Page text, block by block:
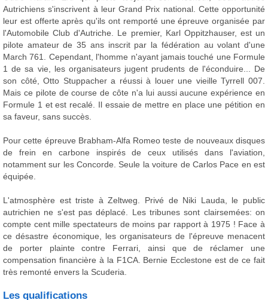
Autrichiens s'inscrivent à leur Grand Prix national. Cette opportunité
leur est offerte après qu'ils ont remporté une épreuve organisée par
l'Automobile Club d'Autriche. Le premier, Karl Oppitzhauser, est un
pilote amateur de 35 ans inscrit par la fédération au volant d'une
March 761. Cependant, l'homme n'ayant jamais touché une Formule
1 de sa vie, les organisateurs jugent prudents de l'éconduire... De
son côté, Otto Stuppacher a réussi à louer une vieille Tyrrell 007.
Mais ce pilote de course de côte n'a lui aussi aucune expérience en
Formule 1 et est recalé. Il essaie de mettre en place une pétition en
sa faveur, sans succès.
Pour cette épreuve Brabham-Alfa Romeo teste de nouveaux disques
de frein en carbone inspirés de ceux utilisés dans l'aviation,
notamment sur les Concorde. Seule la voiture de Carlos Pace en est
équipée.
L'atmosphère est triste à Zeltweg. Privé de Niki Lauda, le public
autrichien ne s'est pas déplacé. Les tribunes sont clairsemées: on
compte cent mille spectateurs de moins par rapport à 1975 ! Face à
ce désastre économique, les organisateurs de l'épreuve menacent
de porter plainte contre Ferrari, ainsi que de réclamer une
compensation financière à la F1CA. Bernie Ecclestone est de ce fait
très remonté envers la Scuderia.
Les qualifications